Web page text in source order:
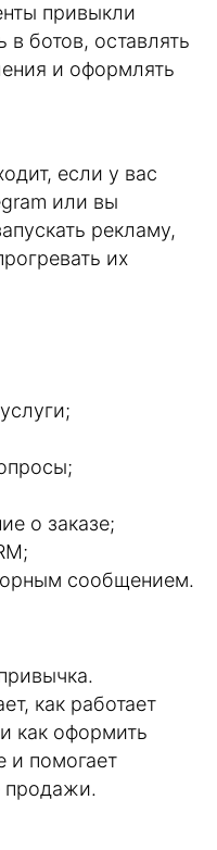
привыкли
в ботов, оставлять
и оформлять
если у вас
или вы
рекламу,
их
о заказе;
сообщением.
как работает
как оформить
и помогает
продажи.